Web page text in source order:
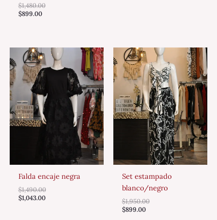
$1,480.00
$899.00
Falda encaje negra
$1,490.00
$1,043.00
Set estampado
blanco/negro
$1,950.00
$899.00